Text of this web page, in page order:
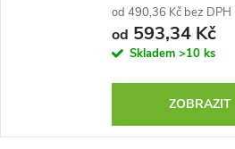
od 490,36 Kč bez DPH
od 593,34 Kč
Skladem >10 ks
ZOBRAZIT